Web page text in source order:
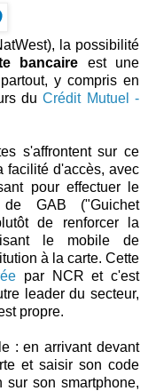
la possibilité
bancaire est une
y compris en
duCrédit Mutuel -
s'affrontent sur ce
facilité d'accès, avec
pour effectuer le
GAB ("Guichet
de renforcer la
le mobile de
à la carte. Cette
par NCR et c'est
leader du secteur,
propre.
: en arrivant devant
et saisir son code
sur son smartphone,